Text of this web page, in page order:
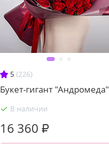
5 (226)
Букет-гигант "Андромеда"
В наличии
16 360 ₽